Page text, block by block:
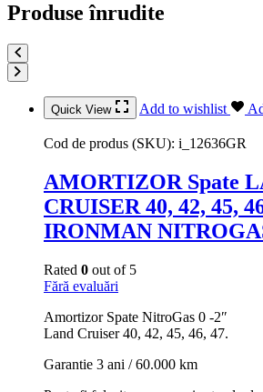
Produse înrudite
Quick View Add to wishlist
Cod de produs (SKU): i_12636GR
AMORTIZOR Spate
CRUISER 40, 42, 45,
IRONMAN
Rated 0 out of 5
Fără evaluări
Amortizor Spate NitroGas 0 -2″
Land Cruiser 40, 42, 45, 46, 47.
Garantie 3 ani / 60.000 km